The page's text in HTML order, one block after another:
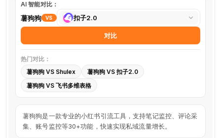
AI 智能对比：
薯狗狗 VS
选
择
具
扣子2.0
对比
热门对比：
薯狗狗 VS Shulex
薯狗狗 VS 扣子2.0
薯狗狗 VS 飞书多维表格
狗
薯狗狗是一款专业的小红书引流工具，支持笔记监控、评论采
集、账号监控等30+功能，快速实现私域流量增长。